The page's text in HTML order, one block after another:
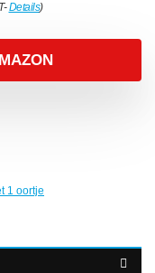
Details)
1 oortje